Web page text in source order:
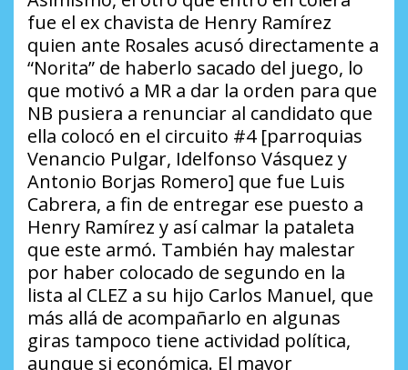
fue el ex chavista de Henry Ramírez
quien ante Rosales acusó directamente a
“Norita” de haberlo sacado del juego, lo
que motivó a MR a dar la orden para que
NB pusiera a renunciar al candidato que
ella colocó en el circuito #4 [parroquias
Venancio Pulgar, Idelfonso Vásquez y
Antonio Borjas Romero] que fue Luis
Cabrera, a fin de entregar ese puesto a
Henry Ramírez y así calmar la pataleta
que este armó. También hay malestar
por haber colocado de segundo en la
lista al CLEZ a su hijo Carlos Manuel, que
más allá de acompañarlo en algunas
giras tampoco tiene actividad política,
aunque si económica. El mayor